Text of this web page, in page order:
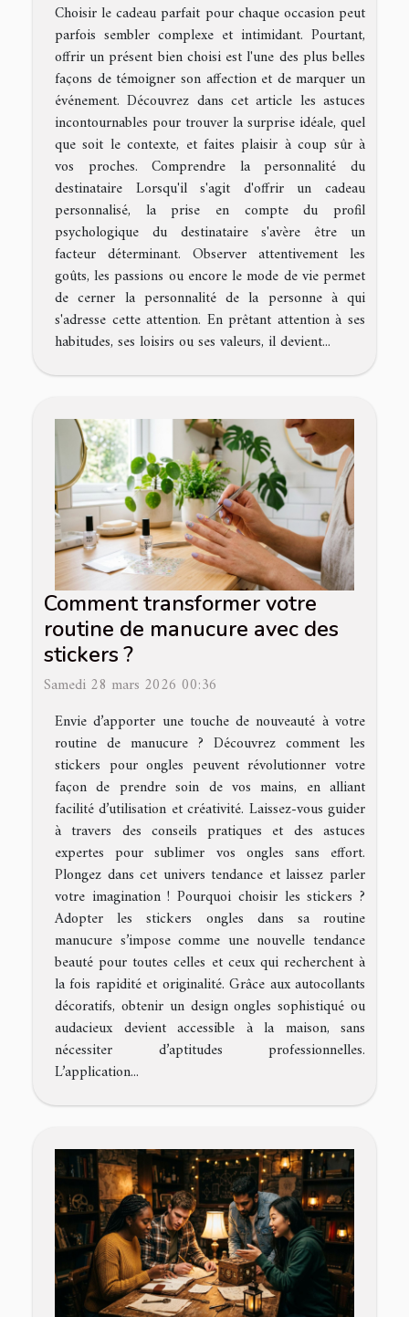
Choisir le cadeau parfait pour chaque occasion peut
parfois sembler complexe et intimidant. Pourtant,
offrir un présent bien choisi est l'une des plus belles
façons de témoigner son affection et de marquer un
événement. Découvrez dans cet article les astuces
incontournables pour trouver la surprise idéale, quel
que soit le contexte, et faites plaisir à coup sûr à
vos proches. Comprendre la personnalité du
destinataire Lorsqu'il s'agit d'offrir un cadeau
personnalisé, la prise en compte du profil
psychologique du destinataire s'avère être un
facteur déterminant. Observer attentivement les
goûts, les passions ou encore le mode de vie permet
de cerner la personnalité de la personne à qui
s'adresse cette attention. En prêtant attention à ses
habitudes, ses loisirs ou ses valeurs, il devient...
Comment transformer votre
routine de manucure avec des
stickers ?
Samedi 28 mars 2026 00:36
Envie d’apporter une touche de nouveauté à votre
routine de manucure ? Découvrez comment les
stickers pour ongles peuvent révolutionner votre
façon de prendre soin de vos mains, en alliant
facilité d’utilisation et créativité. Laissez-vous guider
à travers des conseils pratiques et des astuces
expertes pour sublimer vos ongles sans effort.
Plongez dans cet univers tendance et laissez parler
votre imagination ! Pourquoi choisir les stickers ?
Adopter les stickers ongles dans sa routine
manucure s’impose comme une nouvelle tendance
beauté pour toutes celles et ceux qui recherchent à
la fois rapidité et originalité. Grâce aux autocollants
décoratifs, obtenir un design ongles sophistiqué ou
audacieux devient accessible à la maison, sans
nécessiter d’aptitudes professionnelles.
L’application...